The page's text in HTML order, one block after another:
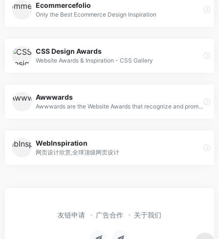
Ecommercefolio
Only the Best Ecommerce Design Inspiration
CSS Design Awards
Website Awards & Inspiration - CSS Gallery
Awwwards
Awwwards are the Website Awards that recognize and promote the talent and effort of the best developers, designers and web agencies in the world.
WebInspiration
网页设计欣赏,全球顶级网页设计
友链申请 广告合作 关于我们